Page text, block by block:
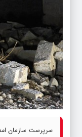
سرپرست سازمان